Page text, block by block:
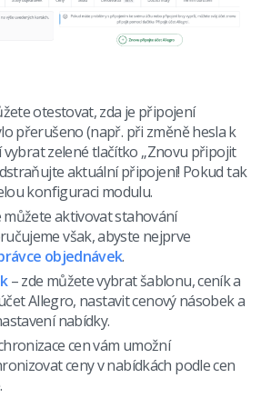
otestovat, zda je připojení
přerušeno (např. při změně hesla k
vybrat zelené tlačítko „Znovu připojit
aktuální připojení! Pokud tak
konfiguraci modulu.
můžete aktivovat stahování
však, abyste nejprve
objednávek.
– zde můžete vybrat šablonu, ceník a
Allegro, nastavit cenový násobek a
nabídky.
cen vám umožní
ceny v nabídkách podle cen